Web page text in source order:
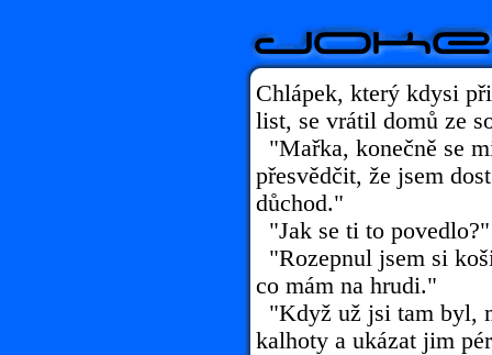
Chlápek, který kdysi
list, se vrátil domů ze
"Mařka, konečně se
přesvědčit, že jsem
důchod."
"Jak se ti to povedlo?"
"Rozepnul jsem si
co mám na hrudi."
"Když už jsi tam byl,
kalhoty a ukázat jim